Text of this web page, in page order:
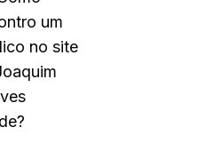
um
no site